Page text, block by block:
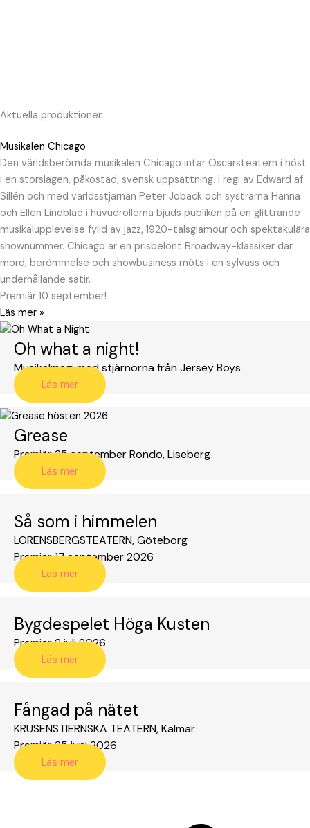
Aktuella produktioner
Musikalen Chicago
Den världsberömda musikalen Chicago intar Oscarsteatern i höst
i en storslagen, påkostad, svensk uppsättning. I regi av Edward af
Sillén och med världsstjärnan Peter Jöback och systrarna Hanna
och Ellen Lindblad i huvudrollerna bjuds publiken på en glittrande
musikalupplevelse fylld av jazz, 1920-talsglamour och spektakulära
shownummer. Chicago är en prisbelönt Broadway-klassiker där
mord, berömmelse och showbusiness möts i en sylvass och
underhållande satir.
Premiär 10 september!
Läs mer »
Oh what a night!
Musikalmagi med stjärnorna från Jersey Boys
Läs mer
Grease
Premiär 25 september Rondo, Liseberg
Läs mer
Så som i himmelen
LORENSBERGSTEATERN, Göteborg
Premiär 17 september 2026
Läs mer
Bygdespelet Höga Kusten
Premiär 2 juli 2026
Läs mer
Fångad på nätet
KRUSENSTIERNSKA TEATERN, Kalmar
Premiär 25 juni 2026
Läs mer